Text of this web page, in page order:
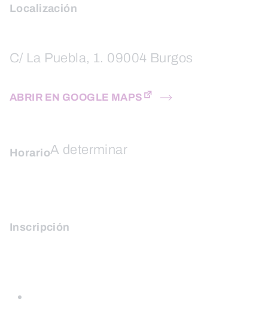
Localización
C/ La Puebla, 1. 09004 Burgos
ABRIR EN GOOGLE MAPS
HorarioA determinar
Inscripción